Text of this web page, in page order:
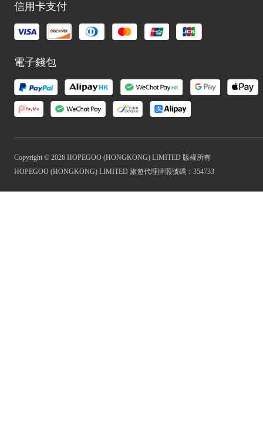
信用卡支付
電子錢包
Copyright © 2026 HOPEGOO (HONGKONG) LIMITED 版權所有
HOPEGOO (HONGKONG) LIMITED 旅遊代理牌照號碼：354733